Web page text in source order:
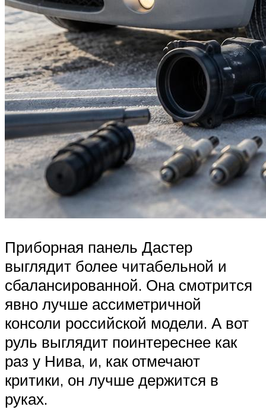
Приборная панель Дастер
выглядит более читабельной и
сбалансированной. Она смотрится
явно лучше ассиметричной
консоли российской модели. А вот
руль выглядит поинтереснее как
раз у Нива, и, как отмечают
критики, он лучше держится в
руках.